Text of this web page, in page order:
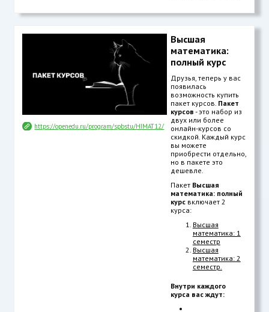
https://openedu.ru/program/spbstu/HIMAT12/
Высшая
математика:
полный курс
Друзья, теперь у вас
появилась
возможность купить
пакет курсов. Пакет
курсов - это набор из
двух или более
онлайн-курсов со
скидкой. Каждый курс
вы можете
приобрести отдельно,
но в пакете это
дешевле.
Пакет Высшая
математика: полный
курс включает 2
курса:
Высшая
математика: 1
семестр
Высшая
математика: 2
семестр.
Внутри каждого
курса вас ждут: